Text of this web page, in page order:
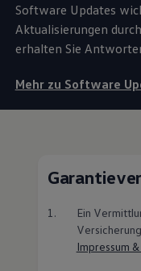
Software Updates
Aktualisierungen
erhalten Sie
Mehr zu Software
1. Ein
Impressum